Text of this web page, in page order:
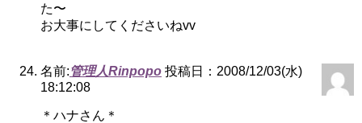
た〜
お大事にしてくださいねvv
名前:管理人Rinpopo 投稿日：2008/12/03(水)
18:12:08
＊ハナさん＊